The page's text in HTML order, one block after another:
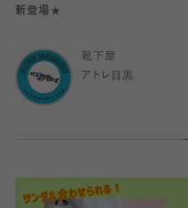
新登場★
靴下屋
アトレ目黒